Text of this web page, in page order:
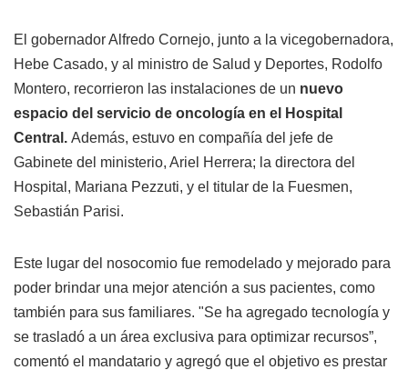
El gobernador Alfredo Cornejo, junto a la vicegobernadora,
Hebe Casado, y al ministro de Salud y Deportes, Rodolfo
Montero, recorrieron las instalaciones de un nuevo
espacio del servicio de oncología en el Hospital
Central. Además, estuvo en compañía del jefe de
Gabinete del ministerio, Ariel Herrera; la directora del
Hospital, Mariana Pezzuti, y el titular de la Fuesmen,
Sebastián Parisi.
Este lugar del nosocomio fue remodelado y mejorado para
poder brindar una mejor atención a sus pacientes, como
también para sus familiares. "Se ha agregado tecnología y
se trasladó a un área exclusiva para optimizar recursos”,
comentó el mandatario y agregó que el objetivo es prestar